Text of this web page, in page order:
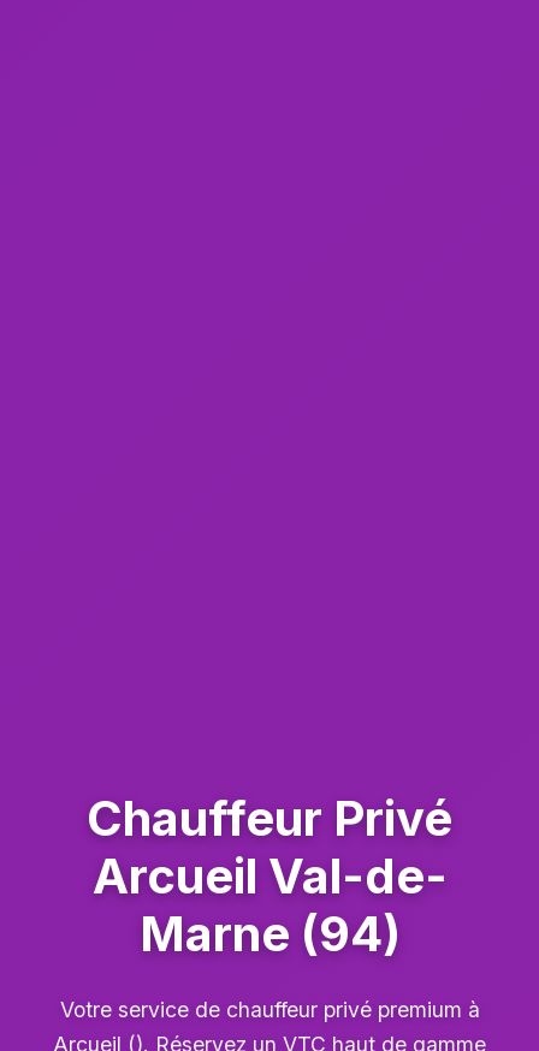
Chauffeur Privé
Arcueil Val-de-
Marne (94)
Votre service de chauffeur privé premium à
Arcueil (). Réservez un VTC haut de gamme